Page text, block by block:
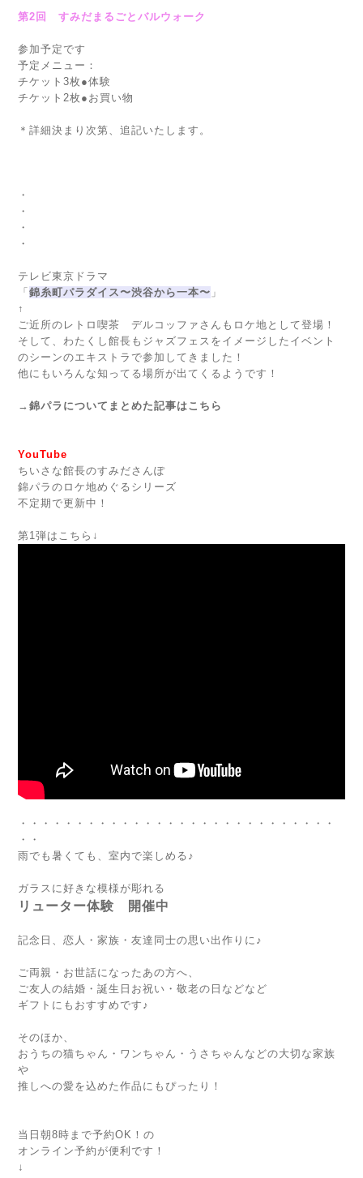
第2回 すみだまるごとバルウォーク
参加予定です
予定メニュー：
チケット3枚●体験
チケット2枚●お買い物
＊詳細決まり次第、追記いたします。
・
・
・
・
テレビ東京ドラマ
「 錦糸町パラダイス〜渋谷から一本〜 」
↑
ご近所のレトロ喫茶 デルコッファさんもロケ地として登場！
そして、わたくし館長もジャズフェスをイメージしたイベント
のシーンのエキストラで参加してきました！
他にもいろんな知ってる場所が出てくるようです！
→ 錦パラについてまとめた記事はこちら
YouTube
ちいさな館長のすみださんぽ
錦パラのロケ地めぐるシリーズ
不定期で更新中！
第1弾はこちら↓
・・・・・・・・・・・・・・・・・・・・・・・・・・・・
・・
雨でも暑くても、室内で楽しめる♪
ガラスに好きな模様が彫れる
リューター体験 開催中
記念日、恋人・家族・友達同士の思い出作りに♪
ご両親・お世話になったあの方へ、
ご友人の結婚・誕生日お祝い・敬老の日などなど
ギフトにもおすすめです♪
そのほか、
おうちの猫ちゃん・ワンちゃん・うさちゃんなどの大切な家族
や
推しへの愛を込めた作品にもぴったり！
当日朝8時まで予約OK！の
オンライン予約が便利です！
↓